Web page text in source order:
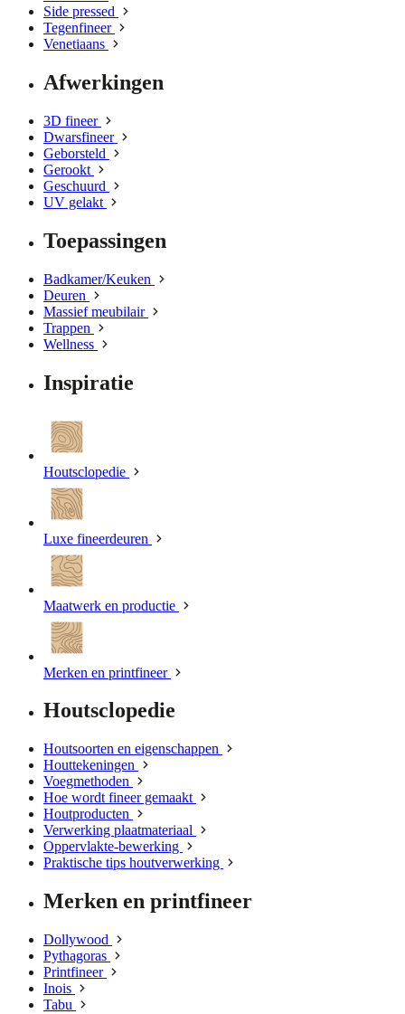
Side pressed
Tegenfineer
Venetiaans
Afwerkingen
3D fineer
Dwarsfineer
Geborsteld
Gerookt
Geschuurd
UV gelakt
Toepassingen
Badkamer/Keuken
Deuren
Massief meubilair
Trappen
Wellness
Inspiratie
Houtsclopedie
Luxe fineerdeuren
Maatwerk en productie
Merken en printfineer
Houtsclopedie
Houtsoorten en eigenschappen
Houttekeningen
Voegmethoden
Hoe wordt fineer gemaakt
Houtproducten
Verwerking plaatmateriaal
Oppervlakte-bewerking
Praktische tips houtverwerking
Merken en printfineer
Dollywood
Pythagoras
Printfineer
Inois
Tabu